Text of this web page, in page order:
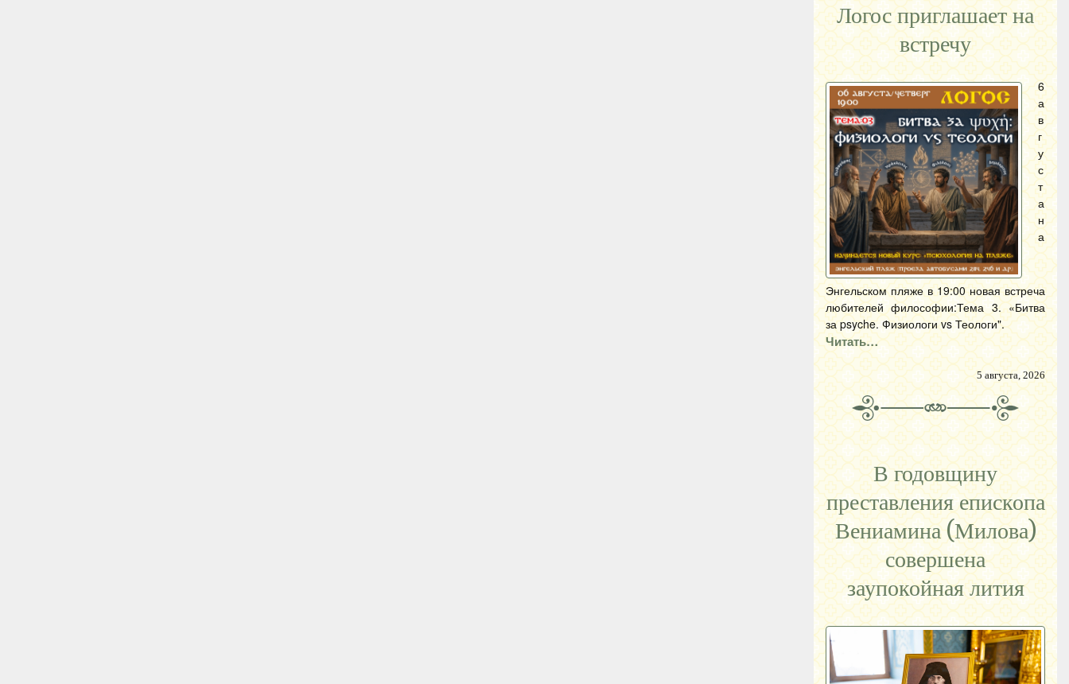
Логос приглашает на
встречу
6
а
в
г
у
с
т
а
н
а
Энгельском пляже в 19:00 новая встреча
любителей философии:Тема 3. «Битва
за psyche. Физиологи vs Теологи".
Читать…
5 августа, 2026
В годовщину
преставления епископа
Вениамина (Милова)
совершена
заупокойная лития